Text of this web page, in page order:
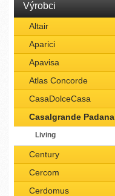
Výrobci
Altair
Aparici
Apavisa
Atlas Concorde
CasaDolceCasa
Casalgrande Padana
Living
Century
Cercom
Cerdomus